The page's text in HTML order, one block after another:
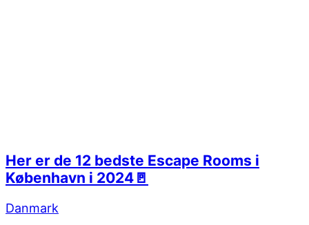
Her er de 12 bedste Escape Rooms i
København i 2024🚪
Danmark